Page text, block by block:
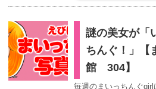
謎の美女が「
ちんぐ！」【
館 304】
毎週のまいっちんぐ